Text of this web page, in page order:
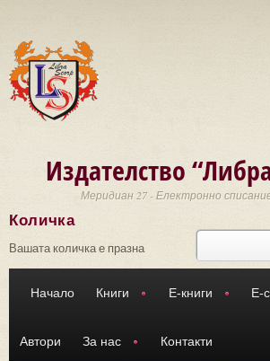
Издателство
Меридиан 27 - Електронно
Търси
Количка
Вашата количка е празна
Начало Книги Е-книги Е-
Автори За нас Контакти